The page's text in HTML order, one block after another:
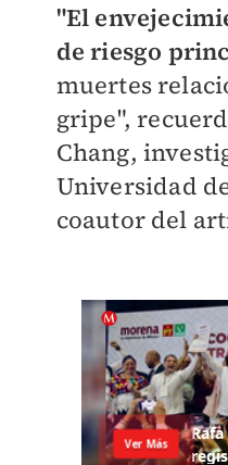
"El
de riesgo
muertes
gripe",
Chang,
Universidad
coautor del